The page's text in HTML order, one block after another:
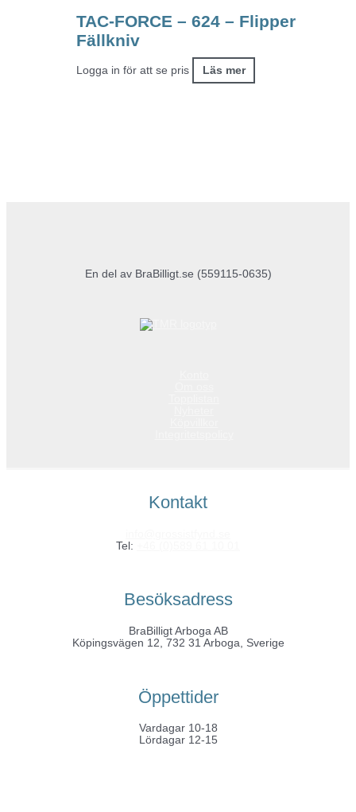
TAC-FORCE – 624 – Flipper
Fällkniv
Logga in för att se pris Läs mer
En del av BraBilligt.se (559115-0635)
Kontakt
Tel:
Besöksadress
BraBilligt Arboga AB
Köpingsvägen 12, 732 31 Arboga, Sverige
Öppettider
Vardagar 10-18
Lördagar 12-15